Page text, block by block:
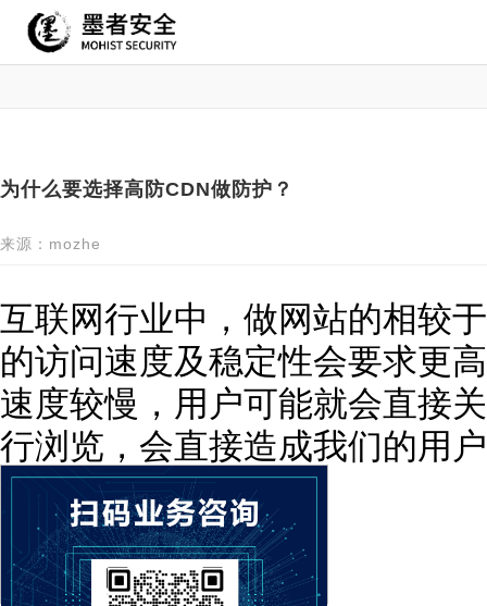
为什么要选择高防CDN做防护？
来源：mozhe
互联网行业中，做网站的相较
的访问速度及稳定性会要求更
速度较慢，用户可能就会直接
行浏览，会直接造成我们的用